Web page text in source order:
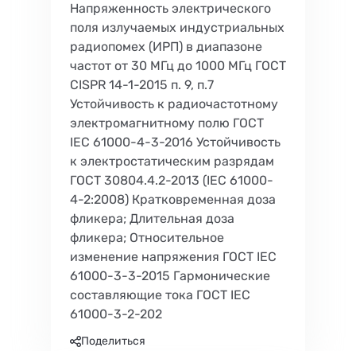
Напряженность электрического
поля излучаемых индустриальных
радиопомех (ИРП) в диапазоне
частот от 30 МГц до 1000 МГц ГОСТ
CISPR 14-1-2015 п. 9, п.7
Устойчивость к радиочастотному
электромагнитному полю ГОСТ
IEC 61000-4-3-2016 Устойчивость
к электростатическим разрядам
ГОСТ 30804.4.2-2013 (IEC 61000-
4-2:2008) Кратковременная доза
фликера; Длительная доза
фликера; Относительное
изменение напряжения ГОСТ IEC
61000-3-3-2015 Гармонические
составляющие тока ГОСТ IEC
61000-3-2-202
Поделиться